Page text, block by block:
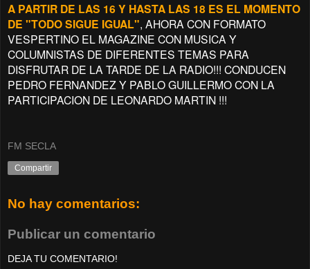
A PARTIR DE LAS 16 Y HASTA LAS 18 ES EL MOMENTO
DE "TODO SIGUE IGUAL", AHORA CON FORMATO
VESPERTINO EL MAGAZINE CON MUSICA Y
COLUMNISTAS DE DIFERENTES TEMAS PARA
DISFRUTAR DE LA TARDE DE LA RADIO!!! CONDUCEN
PEDRO FERNANDEZ Y PABLO GUILLERMO CON LA
PARTICIPACION DE LEONARDO MARTIN !!!
FM SECLA
Compartir
No hay comentarios:
Publicar un comentario
DEJA TU COMENTARIO!